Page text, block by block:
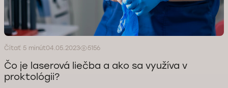
Čítať 5 minút04.05.2023 5156
Čo je laserová liečba a ako sa využíva v
proktológii?